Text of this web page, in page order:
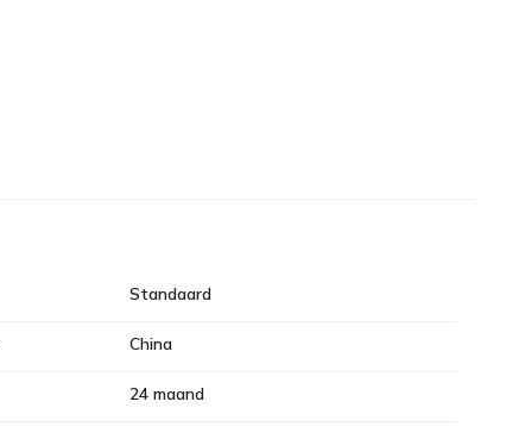
Standaard
China
24 maand